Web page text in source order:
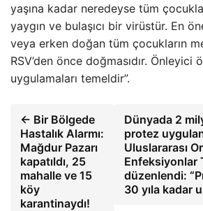
yaşına kadar neredeyse tüm
yaygın ve bulaşıcı bir virüstür. En
veya erken doğan tüm çocukların
RSV’den önce doğmasıdır. Önleyici
uygulamaları temeldir”.
← Bir Bölgede
Hastalık Alarmı:
Mağdur Pazarı
kapatıldı, 25
mahalle ve 15
köy
karantinaydı!
Dünyada 2
protez
Uluslararası
Enfeksiyonlar
düzenlendi:
30 yıla kadar